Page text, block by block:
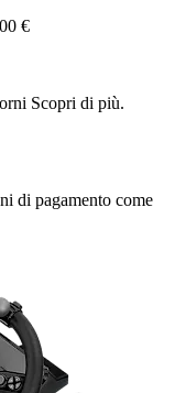
€
Scopri di più.
di pagamento come